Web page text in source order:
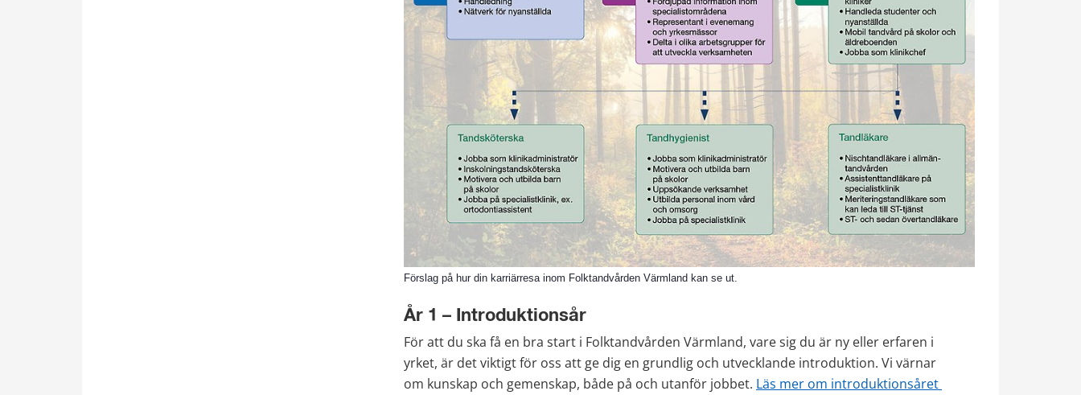
Förslag på hur din karriärresa inom Folktandvården Värmland kan se ut.
År 1 – Introduktionsår
För att du ska få en bra start i Folktandvården Värmland, vare sig du är ny eller erfaren i
yrket, är det viktigt för oss att ge dig en grundlig och utvecklande introduktion. Vi värnar
om kunskap och gemenskap, både på och utanför jobbet. Läs mer om introduktionsåret